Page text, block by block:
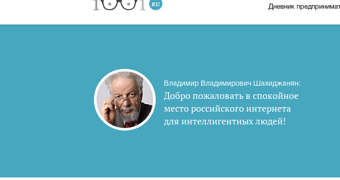
Дневник
Владимир Владимирович Шахиджанян:
Добро пожаловать в спокойное
место российского интернета
для интеллигентных людей!